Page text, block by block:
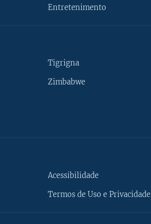
Entretenimento
Tigrigna
Zimbabwe
Acessibilidade
Termos de Uso e Privacidade